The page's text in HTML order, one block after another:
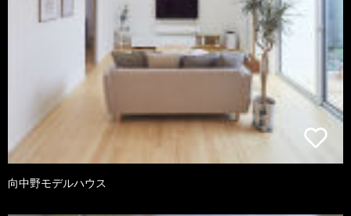
向中野モデルハウス